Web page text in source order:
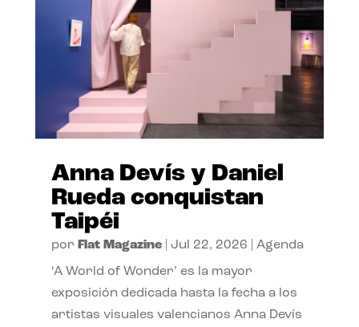
Anna Devís y Daniel
Rueda conquistan
Taipéi
por Flat Magazine| Jul 22, 2026 Agenda
‘A World of Wonder’ es la mayor
exposición dedicada hasta la fecha a los
artistas visuales valencianos Anna Devís